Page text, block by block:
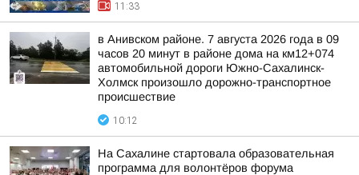
11:33
в Анивском районе. 7 августа 2026 года в 09
часов 20 минут в районе дома на км12+074
автомобильной дороги Южно-Сахалинск-
Холмск произошло дорожно-транспортное
происшествие
10:12
На Сахалине стартовала образовательная
программа для волонтёров форума